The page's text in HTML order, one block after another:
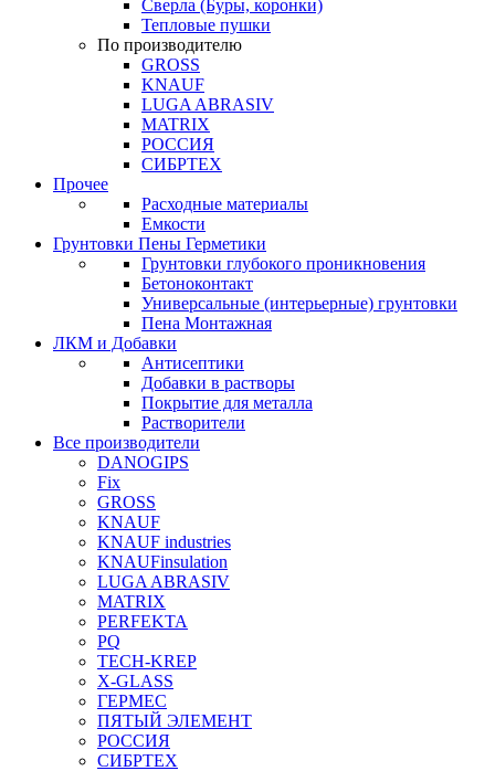
Сверла (Буры, коронки)
Тепловые пушки
По производителю
GROSS
KNAUF
LUGA ABRASIV
MATRIX
РОССИЯ
СИБРТЕХ
Прочее
Расходные материалы
Емкости
Грунтовки Пены Герметики
Грунтовки глубокого проникновения
Бетоноконтакт
Универсальные (интерьерные) грунтовки
Пена Монтажная
ЛКМ и Добавки
Антисептики
Добавки в растворы
Покрытие для металла
Растворители
Все производители
DANOGIPS
Fix
GROSS
KNAUF
KNAUF industries
KNAUFinsulation
LUGA ABRASIV
MATRIX
PERFEKTA
PQ
TECH-KREP
X-GLASS
ГЕРМЕС
ПЯТЫЙ ЭЛЕМЕНТ
РОССИЯ
СИБРТЕХ